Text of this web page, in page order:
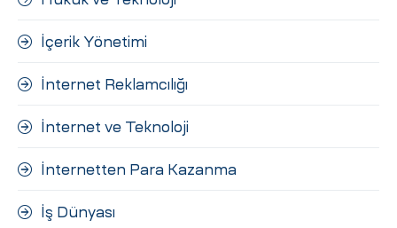
İçerik Yönetimi
İnternet Reklamcılığı
İnternet ve Teknoloji
İnternetten Para Kazanma
İş Dünyası